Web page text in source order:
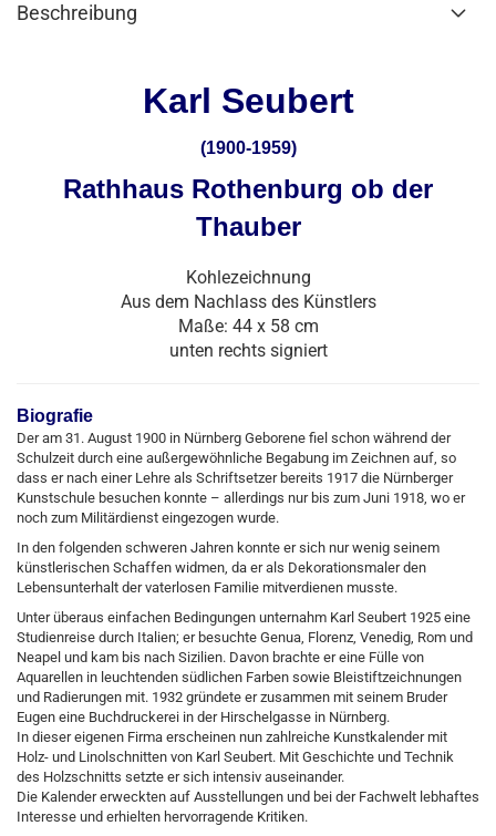
Beschreibung
Karl Seubert
(1900-1959)
Rathhaus Rothenburg ob der
Thauber
Kohlezeichnung
Aus dem Nachlass des Künstlers
Maße: 44 x 58 cm
unten rechts signiert
Biografie
Der am 31. August 1900 in Nürnberg Geborene fiel schon während der
Schulzeit durch eine außergewöhnliche Begabung im Zeichnen auf, so
dass er nach einer Lehre als Schriftsetzer bereits 1917 die Nürnberger
Kunstschule besuchen konnte – allerdings nur bis zum Juni 1918, wo er
noch zum Militärdienst eingezogen wurde.
In den folgenden schweren Jahren konnte er sich nur wenig seinem
künstlerischen Schaffen widmen, da er als Dekorationsmaler den
Lebensunterhalt der vaterlosen Familie mitverdienen musste.
Unter überaus einfachen Bedingungen unternahm Karl Seubert 1925 eine
Studienreise durch Italien; er besuchte Genua, Florenz, Venedig, Rom und
Neapel und kam bis nach Sizilien. Davon brachte er eine Fülle von
Aquarellen in leuchtenden südlichen Farben sowie Bleistiftzeichnungen
und Radierungen mit. 1932 gründete er zusammen mit seinem Bruder
Eugen eine Buchdruckerei in der Hirschelgasse in Nürnberg.
In dieser eigenen Firma erscheinen nun zahlreiche Kunstkalender mit
Holz- und Linolschnitten von Karl Seubert. Mit Geschichte und Technik
des Holzschnitts setzte er sich intensiv auseinander.
Die Kalender erweckten auf Ausstellungen und bei der Fachwelt lebhaftes
Interesse und erhielten hervorragende Kritiken.